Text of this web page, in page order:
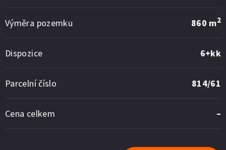
Výměra pozemku 860 m2
Dispozice 6+kk
Parcelní číslo 814/61
Cena celkem –